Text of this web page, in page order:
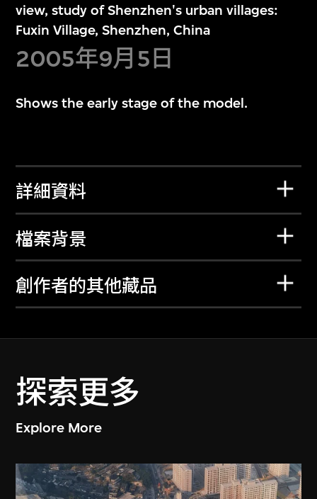
view, study of Shenzhen's urban villages:
Fuxin Village, Shenzhen, China
2005年9月5日
Shows the early stage of the model.
詳細資料
檔案背景
創作者的其他藏品
探索更多
Explore More